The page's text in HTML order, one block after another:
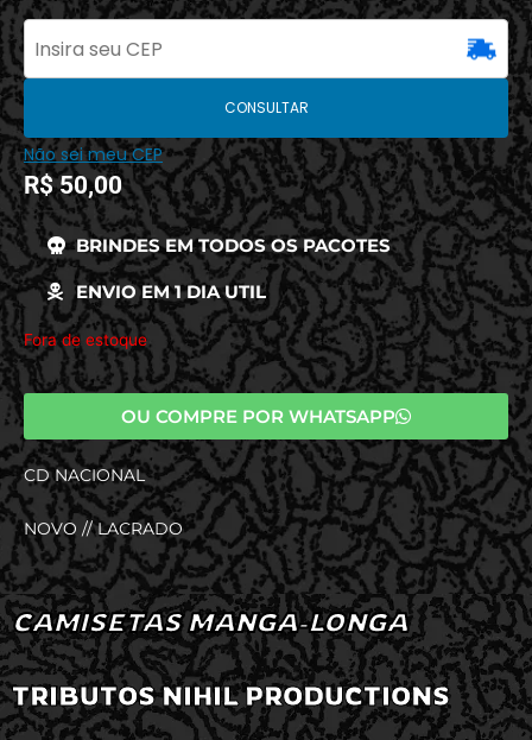
CONSULTAR
Não sei meu CEP
R$50,00
BRINDES EM TODOS OS PACOTES
ENVIO EM 1 DIA UTIL
Fora de estoque
OU COMPRE POR WHATSAPP
CD NACIONAL
NOVO // LACRADO
CAMISETAS MANGA-LONGA
TRIBUTOS NIHIL PRODUCTIONS